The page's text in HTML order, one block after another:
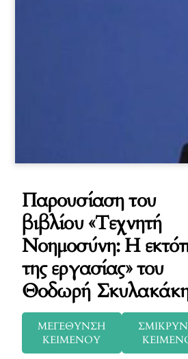
Παρουσίαση του
βιβλίου «Τεχνητή
Νοημοσύνη: Η
της εργασίας» του
Θοδωρή
ΜΕΓΕΘΥΝΣΗ
ΚΕΙΜΕΝΟΥ